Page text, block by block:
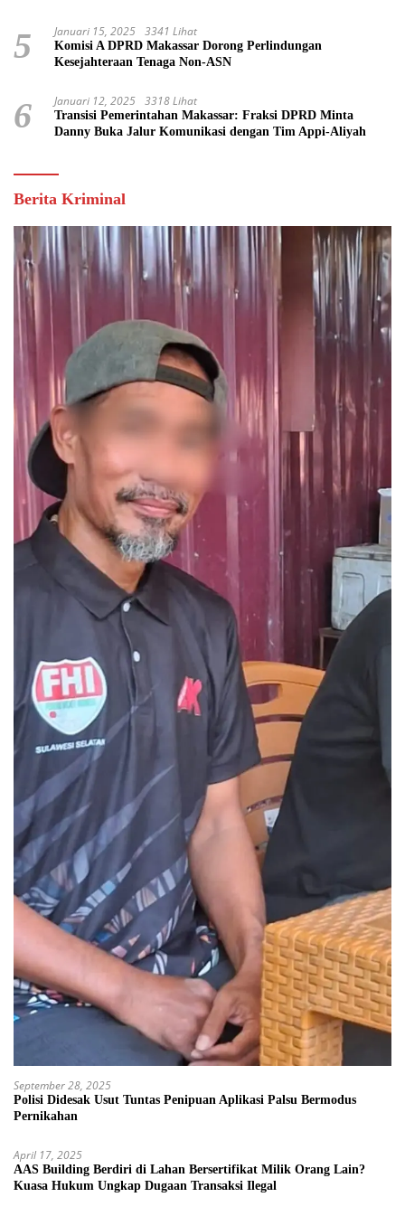
5 Januari 15, 2025 3341 Lihat
Komisi A DPRD Makassar Dorong Perlindungan
Kesejahteraan Tenaga Non-ASN
6 Januari 12, 2025 3318 Lihat
Transisi Pemerintahan Makassar: Fraksi DPRD Minta
Danny Buka Jalur Komunikasi dengan Tim Appi-Aliyah
Berita Kriminal
September 28, 2025
Polisi Didesak Usut Tuntas Penipuan Aplikasi Palsu Bermodus
Pernikahan
April 17, 2025
AAS Building Berdiri di Lahan Bersertifikat Milik Orang Lain?
Kuasa Hukum Ungkap Dugaan Transaksi Ilegal